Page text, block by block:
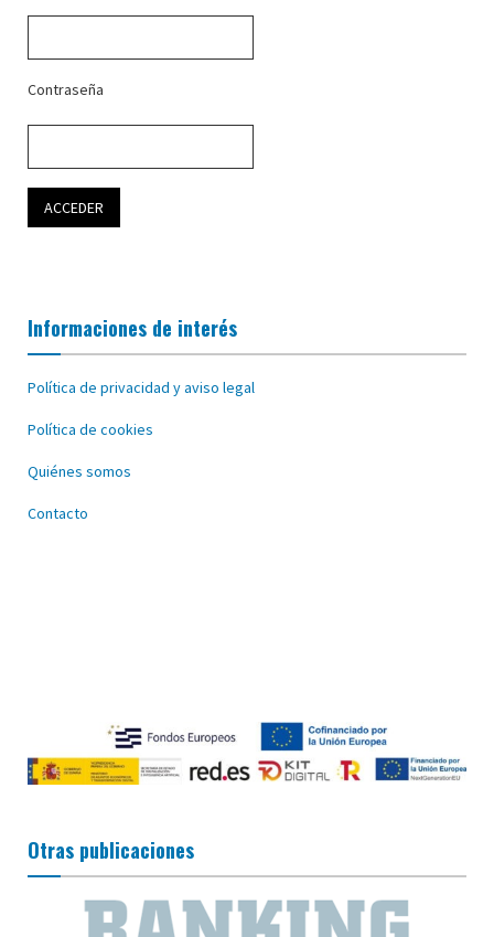
Contraseña
Informaciones de interés
Política de privacidad y aviso legal
Política de cookies
Quiénes somos
Contacto
Otras publicaciones